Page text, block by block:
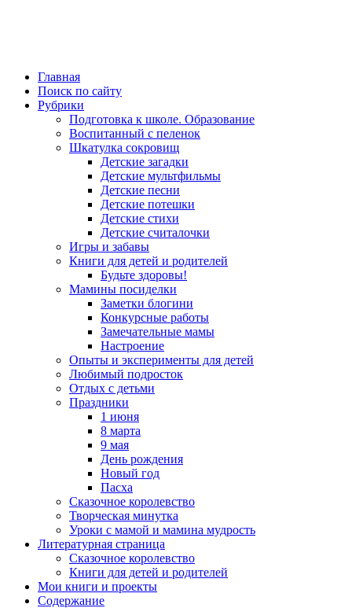
Главная
Поиск по сайту
Рубрики
Подготовка к школе. Образование
Воспитанный с пеленок
Шкатулка сокровищ
Детские загадки
Детские мультфильмы
Детские песни
Детские потешки
Детские стихи
Детские считалочки
Игры и забавы
Книги для детей и родителей
Будьте здоровы!
Мамины посиделки
Заметки блогини
Конкурсные работы
Замечательные мамы
Настроение
Опыты и эксперименты для детей
Любимый подросток
Отдых с детьми
Праздники
1 июня
8 марта
9 мая
День рождения
Новый год
Пасха
Сказочное королевство
Творческая минутка
Уроки с мамой и мамина мудрость
Литературная страница
Сказочное королевство
Книги для детей и родителей
Мои книги и проекты
Содержание